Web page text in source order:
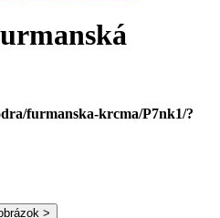
furmanska-krcma/P7nk1/?